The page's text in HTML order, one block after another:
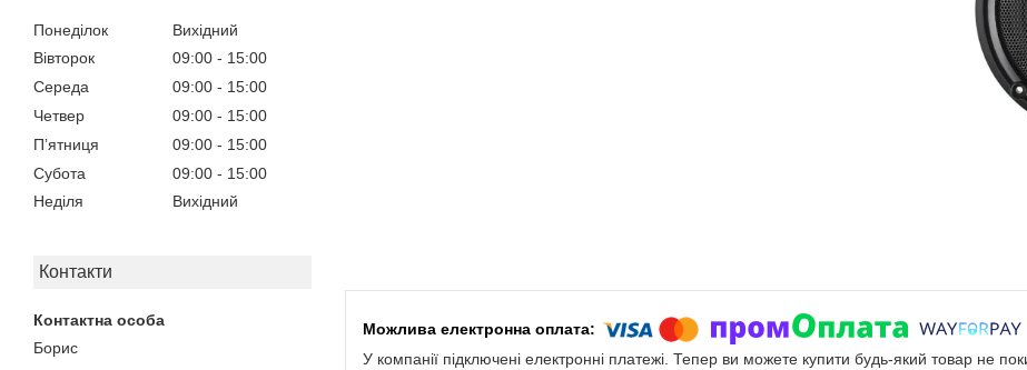
Понеділок
Вихідний
Вівторок
09:00
15:00
Середа
09:00
15:00
Четвер
09:00
15:00
Пʼятниця
09:00
15:00
Субота
09:00
15:00
Неділя
Вихідний
Контакти
Борис
У компанії підключені електронні платежі. Тепер ви можете купити будь-який товар не